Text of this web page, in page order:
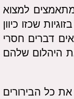
למצוא
שכזו כיוון
דברים חסרי
היהלום שלהם
כל הבירורים